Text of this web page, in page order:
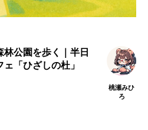
公園を歩く｜半日
「ひざしの杜」
桃瀬みひ
ろ